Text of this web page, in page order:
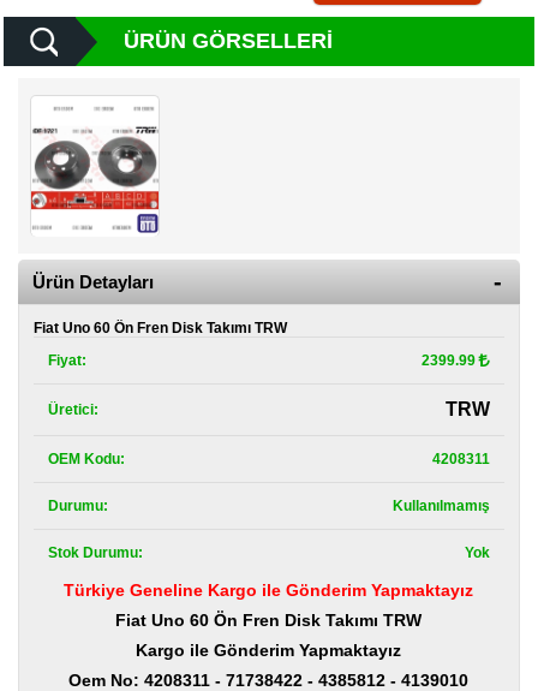
İletişim
Kategoriler
Renault
Yedek
Parça
Parça
TOFAŞ
Yedek
DACIA
Yedek
Romeo
Parça
ÜRÜN GÖRSELLERI
Ürün Detayları
Fiat Uno 60 Ön Fren Disk Takımı TRW
Fiyat:
2399.99
Üretici: TRW
OEM Kodu: 4208311
Durumu: Kullanılmamış
Stok Durumu: Yok
Türkiye Geneline Kargo ile Gönderim Yapmaktayız
Fiat Uno 60 Ön Fren Disk Takımı TRW
Kargo ile Gönderim Yapmaktayız
Oem No: 4208311 - 71738422 - 4385812 -4139010